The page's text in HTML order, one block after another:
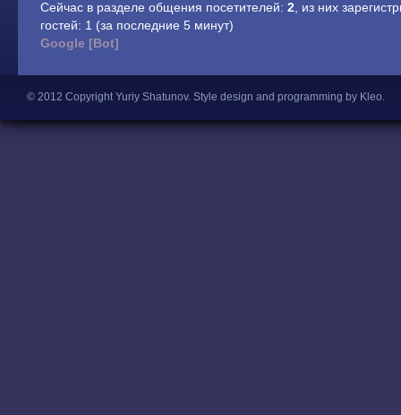
Сейчас в разделе общения посетителей: 2, из них
гостей: 1 (за последние 5 минут)
Google [Bot]
© 2012 Copyright Yuriy Shatunov. Style design and programming by Kleo.